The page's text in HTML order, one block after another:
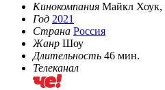
Кинокомпания Майкл
Год 2021
Страна Россия
Жанр Шоу
Длительность 46 мин.
Телеканал